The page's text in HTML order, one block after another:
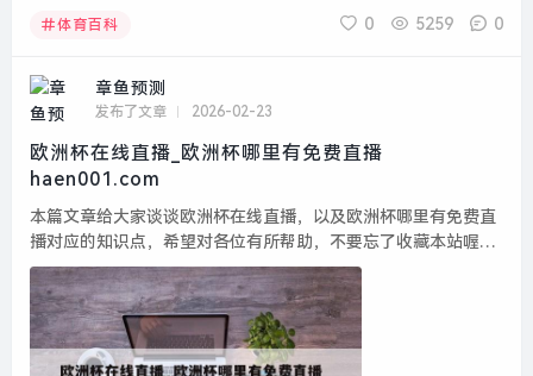
体育百科 0 5259 0
章鱼预测
发布了文章 2026-02-23
欧洲杯在线直播_欧洲杯哪里有免费直播
haen001.com
本篇文章给大家谈谈欧洲杯在线直播，以及欧洲杯哪里有免费直
播对应的知识点，希望对各位有所帮助，不要忘了收藏本站喔。
本文目录一览： 1、国外在哪里看欧洲杯 2、...